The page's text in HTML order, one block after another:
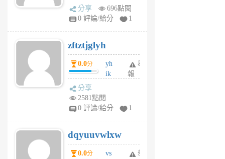
rh
pe
月
前
分享
696點閱
0 評論/給分
1
zftztjglyh
0.0分
yh
ik
tu
6
個
月
舉
報
分享
2581點閱
0 評論/給分
1
dqyuuvwlxw
0.0分
vs
舉